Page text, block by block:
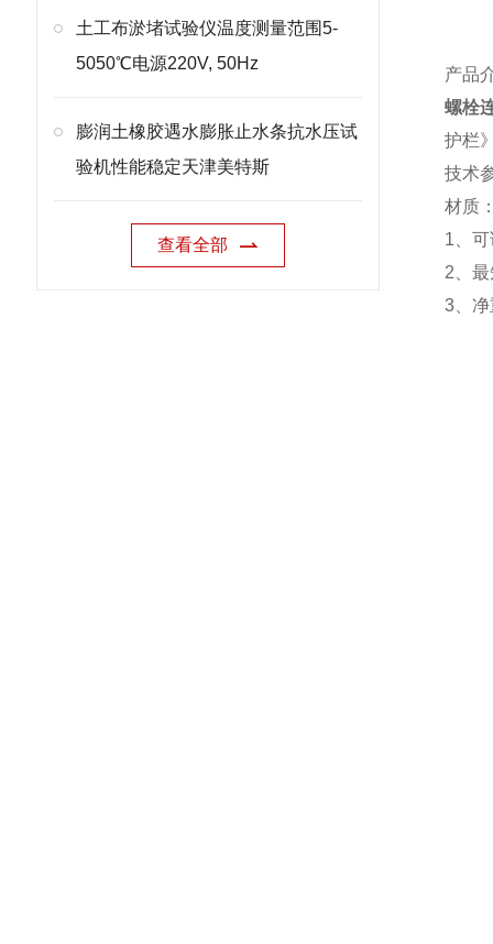
土工布淤堵试验仪温度测量范围5-
5050℃电源220V, 50Hz
膨润土橡胶遇水膨胀止水条抗水压试
验机性能稳定天津美特斯
查看全部
产品
螺栓
护栏
技术
材质
1 、
2 、
3 、